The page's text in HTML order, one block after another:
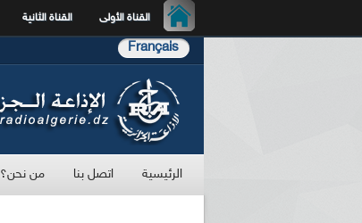
القناة الأولى القناة الثانية
Français
الرئيسية اتصل بنا من نحن؟